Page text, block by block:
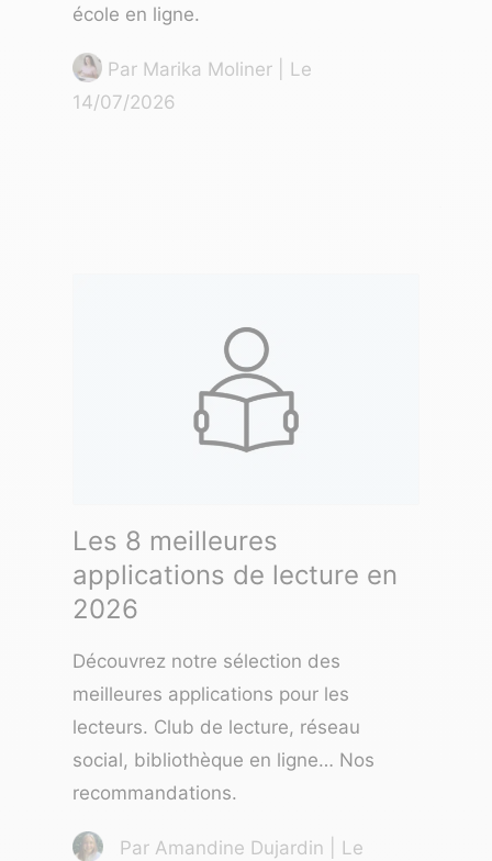
école en ligne.
Par Marika Moliner | Le
14/07/2026
Les 8 meilleures
applications de lecture en
2026
Découvrez notre sélection des
meilleures applications pour les
lecteurs. Club de lecture, réseau
social, bibliothèque en ligne… Nos
recommandations.
Par Amandine Dujardin | Le